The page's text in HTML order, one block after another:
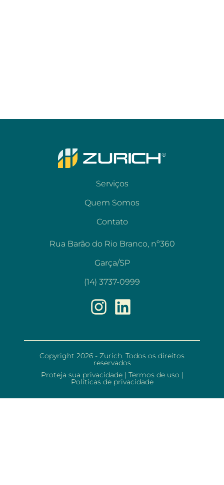
Serviços
Quem Somos
Contato
Rua Barão do Rio Branco, nº360
Garça/SP
(14) 3737-0999
Copyright 2026 - Zurich. Todos os direitos
reservados
Proteja sua privacidade | Termos de uso |
Políticas de privacidade